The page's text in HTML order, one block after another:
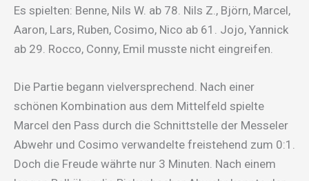
Es spielten: Benne, Nils W. ab 78. Nils Z., Björn, Marcel,
Aaron, Lars, Ruben, Cosimo, Nico ab 61. Jojo, Yannick
ab 29. Rocco, Conny, Emil musste nicht eingreifen.
Die Partie begann vielversprechend. Nach einer
schönen Kombination aus dem Mittelfeld spielte
Marcel den Pass durch die Schnittstelle der Messeler
Abwehr und Cosimo verwandelte freistehend zum 0:1.
Doch die Freude währte nur 3 Minuten. Nach einem